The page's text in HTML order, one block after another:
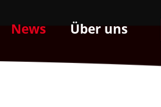
News Über uns